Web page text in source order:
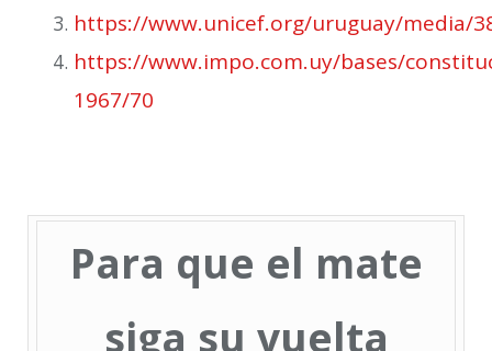
https://www.unicef.org/uruguay/media/
https://www.impo.com.uy/bases/
1967/70
Para que el mate
siga su vuelta